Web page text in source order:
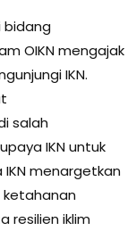
bidang
OIKN mengajak
IKN.
salah
IKN untuk
IKN menargetkan
ketahanan
resilien iklim